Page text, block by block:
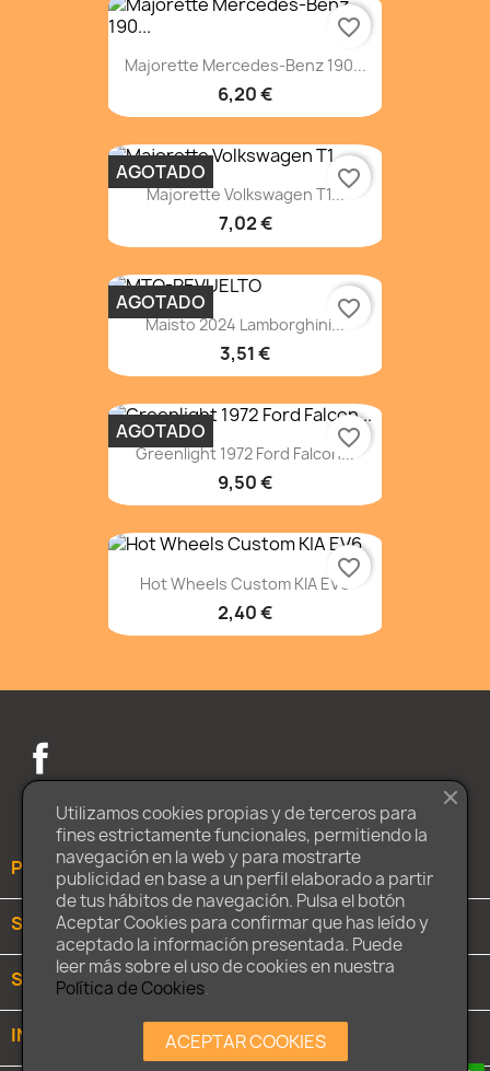
Majorette Mercedes-Benz 190...
6,20 €
favorite_border
Majorette Volkswagen T1...
7,02 €
AGOTADO favorite_border
Maisto 2024 Lamborghini...
3,51 €
AGOTADO favorite_border
Greenlight 1972 Ford Falcon...
9,50 €
AGOTADO favorite_border
Hot Wheels Custom KIA EV6
2,40 €
favorite_border
PRODUCTOS
SOBRE NOSOTROS
SU CUENTA
INFORMACIÓN DE LA TIENDA
Utilizamos cookies propias y de terceros para
fines estrictamente funcionales, permitiendo la
navegación en la web y para mostrarte
publicidad en base a un perfil elaborado a partir
de tus hábitos de navegación. Pulsa el botón
Aceptar Cookies para confirmar que has leído y
aceptado la información presentada. Puede
leer más sobre el uso de cookies en nuestra
Política de Cookies.
ACEPTAR COOKIES